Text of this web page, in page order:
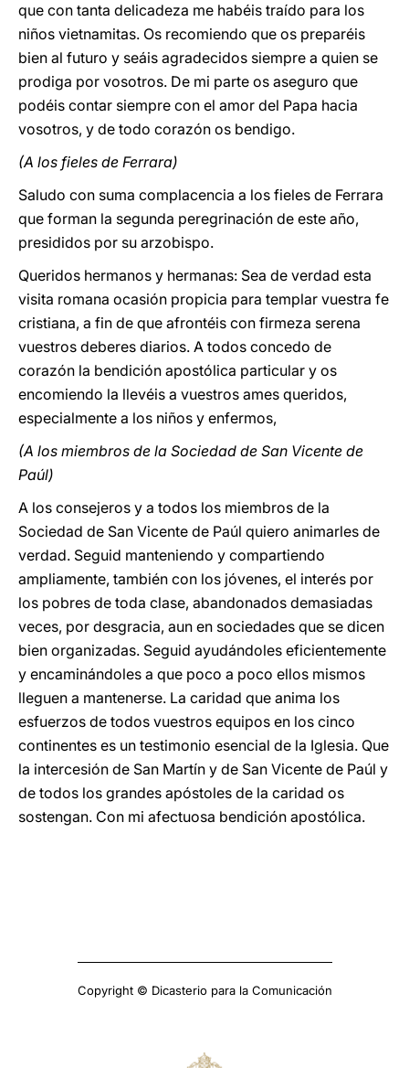
que con tanta delicadeza me habéis traído para los
niños vietnamitas. Os recomiendo que os preparéis
bien al futuro y seáis agradecidos siempre a quien se
prodiga por vosotros. De mi parte os aseguro que
podéis contar siempre con el amor del Papa hacia
vosotros, y de todo corazón os bendigo.
(A los fieles de Ferrara)
Saludo con suma complacencia a los fieles de Ferrara
que forman la segunda peregrinación de este año,
presididos por su arzobispo.
Queridos hermanos y hermanas: Sea de verdad esta
visita romana ocasión propicia para templar vuestra fe
cristiana, a fin de que afrontéis con firmeza serena
vuestros deberes diarios. A todos concedo de
corazón la bendición apostólica particular y os
encomiendo la llevéis a vuestros ames queridos,
especialmente a los niños y enfermos,
(A los miembros de la Sociedad de San Vicente de
Paúl)
A los consejeros y a todos los miembros de la
Sociedad de San Vicente de Paúl quiero animarles de
verdad. Seguid manteniendo y compartiendo
ampliamente, también con los jóvenes, el interés por
los pobres de toda clase, abandonados demasiadas
veces, por desgracia, aun en sociedades que se dicen
bien organizadas. Seguid ayudándoles eficientemente
y encaminándoles a que poco a poco ellos mismos
lleguen a mantenerse. La caridad que anima los
esfuerzos de todos vuestros equipos en los cinco
continentes es un testimonio esencial de la Iglesia. Que
la intercesión de San Martín y de San Vicente de Paúl y
de todos los grandes apóstoles de la caridad os
sostengan. Con mi afectuosa bendición apostólica.
Copyright © Dicasterio para la Comunicación